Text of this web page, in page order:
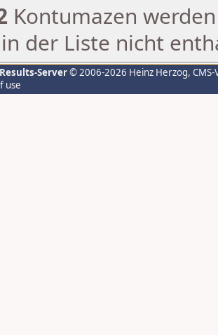
Kontumazen
der Liste nicht
Server© 2006-2026 Heinz Herzog,
use